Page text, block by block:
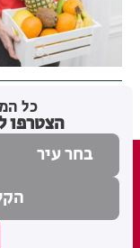
כל
הצטרפו